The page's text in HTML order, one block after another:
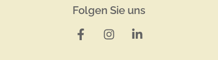
Folgen Sie uns